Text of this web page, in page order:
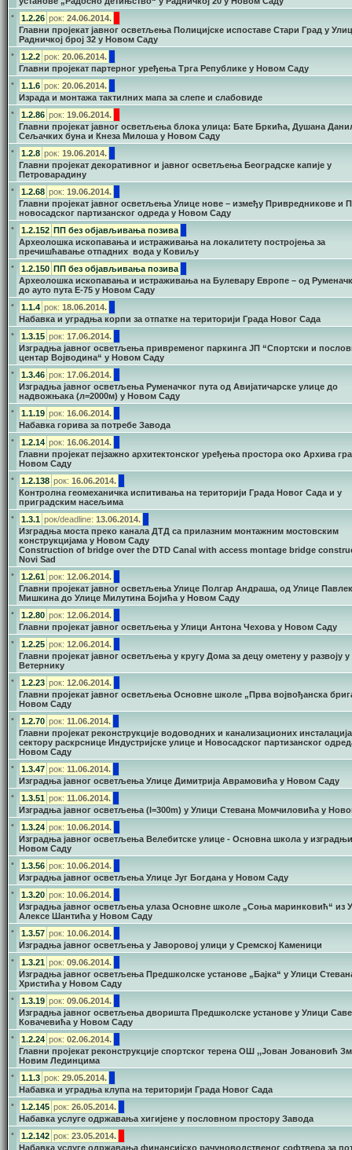
•
1.2.26 рок: 24.06.2014.
Главни пројекат јавног осветљења Полицијске испоставе Стари Град у
Радничкој број 32 у Новом Саду
•
1.2.2 рок: 20.06.2014.
Главни пројекат партерног уређења Трга Републике у Новом Саду
•
1.1.6 рок: 20.06.2014.
Израда и монтажа тактилних мапа за слепе и слабовиде
•
1.2.86 рок: 19.06.2014.
Главни пројекат јавног осветљења блока улица: Бате Бркића, Душана
Сељачких буна и Кнеза Милоша у Новом Саду
•
1.2.8 рок: 19.06.2014.
Главни пројекат декоративног и јавног осветљења Београдске капије у
Петроварадину
•
1.2.68 рок: 19.06.2014.
Главни пројекат јавног осветљења Улице нове – између Привредникове и
новосадског партизанског одреда у Новом Саду
•
1.2.152 ПП без објављивања позива
Археолошка ископавања и истраживања на локалитету постројења за
пречишћавање отпадних вода у Ковиљу
•
1.2.150 ПП без објављивања позива
Археолошка ископавања и истраживања на Булевару Европе – од
до ауто пута Е-75 у Новом Саду
•
1.1.4 рок: 18.06.2014.
Набавка и уградња корпи за отпатке на територији Града Новог Сада
•
1.3.15 рок: 17.06.2014.
Изградња јавног осветљења привременог паркинга ЈП “Спортски и
центар Војводина“ у Новом Саду
•
1.3.46 рок: 17.06.2014.
Изградња јавног осветљења Руменачког пута од Aвијатичарске улице до
надвожњака (л=2000м) у Новом Саду
•
1.1.19 рок: 16.06.2014.
Набавка горива за потребе Завода
•
1.2.14 рок: 16.06.2014.
Главни пројекат пејзажно архитектонског уређења простора око Архива
Новом Саду
•
1.2.138 рок: 16.06.2014.
Контролна геомеханичка испитивања на територији Града Новог Сада и у
приградским насељима
•
1.3.1 рок/deadline: 13.06.2014.
Изградња моста преко канала ДТД са прилазним монтажним мостовским
конструкцијама у Новом Саду
Construction of bridge over the DTD Canal with access montage bridge
Novi Sad
•
1.2.61 рок: 12.06.2014.
Главни пројекат јавног осветљења Улице Полгар Андраша, од Улице
Мишкина до Улице Милутина Бојића у Новом Саду
•
1.2.80 рок: 12.06.2014.
Главни пројекат јавног осветљења у Улици Антона Чехова у Новом Саду
•
1.2.25 рок: 12.06.2014.
Главни пројекат јавног осветљења у кругу Дома за децу ометену у развоју у
Ветернику
•
1.2.23 рок: 12.06.2014.
Главни пројекат јавног осветљења Основне школе „Прва војвођанска
Новом Саду
•
1.2.70 рок: 11.06.2014.
Главни пројекат реконструкције водоводних и канализационих
сектору раскрснице Индустријске улице и Новосадског партизанског
Новом Саду
•
1.3.47 рок: 11.06.2014.
Изградња јавног осветљења Улице Димитрија Аврамовића у Новом Саду
•
1.3.51 рок: 11.06.2014.
Изградња јавног осветљења (l=300m) у Улици Стевана Момчиловића у
•
1.3.24 рок: 10.06.2014.
Изградња јавног осветљења Велебитске улице - Основна школа у
Новом Саду
•
1.3.56 рок: 10.06.2014.
Изградња јавног осветљења Улице Југ Богдана у Новом Саду
•
1.3.20 рок: 10.06.2014.
Изградња јавног осветљења улаза Основне школе „Соња маринковић“ из
Алексе Шантића у Новом Саду
•
1.3.57 рок: 10.06.2014.
Изградња јавног осветљења у Јаворовој улици у Сремској Каменици
•
1.3.21 рок: 09.06.2014.
Изградња јавног осветљења Предшколске установе „Бајка“ у Улици
Христића у Новом Саду
•
1.3.19 рок: 09.06.2014.
Изградња јавног осветљења дворишта Предшколске установе у Улици Саве
Ковачевића у Новом Саду
•
1.2.24 рок: 02.06.2014.
Главни пројекат реконструкције спортског терена ОШ ,,Јован Јовановић
Новим Лединцима
•
1.1.3 рок: 29.05.2014.
Набавка и уградња клупа на територији Града Новог Сада
•
1.2.145 рок: 26.05.2014.
Набавка услуге одржавања хигијене у пословном простору Завода
•
1.2.142 рок: 23.05.2014.
Набавка услуге одржавања финансијско рачуноводственог софтвера за